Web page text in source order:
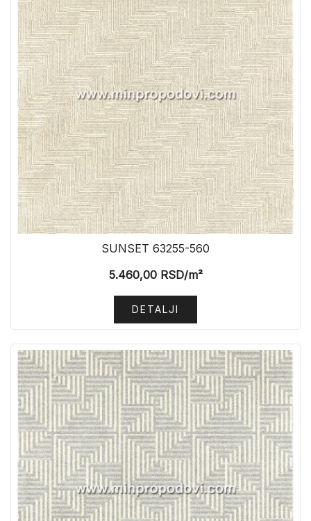
SUNSET 63255-560
5.460,00RSD/m²
DETALJI